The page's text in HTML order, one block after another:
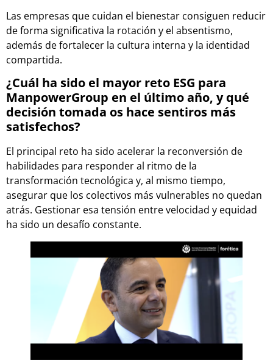
Las empresas que cuidan el bienestar consiguen reducir
de forma significativa la rotación y el absentismo,
además de fortalecer la cultura interna y la identidad
compartida.
¿Cuál ha sido el mayor reto ESG para
ManpowerGroup en el último año, y qué
decisión tomada os hace sentiros más
satisfechos?
El principal reto ha sido acelerar la reconversión de
habilidades para responder al ritmo de la
transformación tecnológica y, al mismo tiempo,
asegurar que los colectivos más vulnerables no quedan
atrás. Gestionar esa tensión entre velocidad y equidad
ha sido un desafío constante.